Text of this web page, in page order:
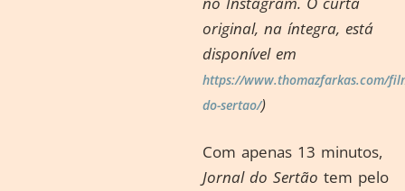
original, na íntegra, está
disponível em
https://www.thomazfarkas.com/
do-sertao/)
Com apenas 13 minutos,
Jornal do Sertão tem pelo